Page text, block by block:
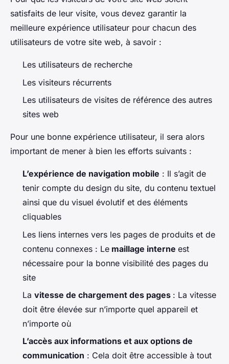
satisfaits de leur visite, vous devez garantir la
meilleure expérience utilisateur pour chacun des
utilisateurs de votre site web, à savoir :
Les utilisateurs de recherche
Les visiteurs récurrents
Les utilisateurs de visites de référence des autres
sites web
Pour une bonne expérience utilisateur, il sera alors
important de mener à bien les efforts suivants :
L’expérience de navigation mobile : Il s’agit de
tenir compte du design du site, du contenu textuel
ainsi que du visuel évolutif et des éléments
cliquables
Les liens internes vers les pages de produits et de
contenu connexes : Le maillage interne est
nécessaire pour la bonne visibilité des pages du
site
La vitesse de chargement des pages : La vitesse
doit être élevée sur n’importe quel appareil et
n’importe où
L’accès aux informations et aux options de
communication : Cela doit être accessible à tout